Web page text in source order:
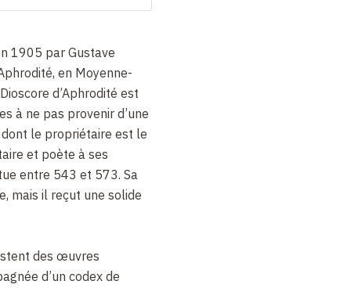
1905 par Gustave
en Moyenne-
d’Aphrodité est
à ne pas provenir d’une
le propriétaire est le
et poète à ses
entre 543 et 573. Sa
mais il reçut une solide
des œuvres
d’un codex de